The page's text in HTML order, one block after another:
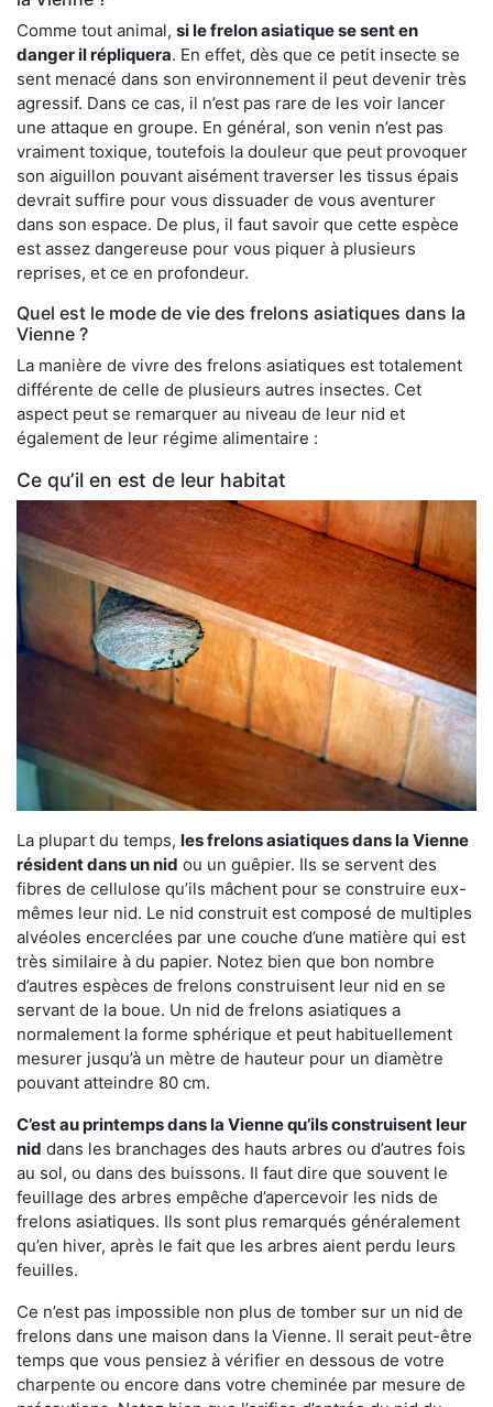
Comme tout animal, si le frelon asiatique se sent en
danger il répliquera. En effet, dès que ce petit insecte se
sent menacé dans son environnement il peut devenir très
agressif. Dans ce cas, il n’est pas rare de les voir lancer
une attaque en groupe. En général, son venin n’est pas
vraiment toxique, toutefois la douleur que peut provoquer
son aiguillon pouvant aisément traverser les tissus épais
devrait suffire pour vous dissuader de vous aventurer
dans son espace. De plus, il faut savoir que cette espèce
est assez dangereuse pour vous piquer à plusieurs
reprises, et ce en profondeur.
Quel est le mode de vie des frelons asiatiques dans la
Vienne ?
La manière de vivre des frelons asiatiques est totalement
différente de celle de plusieurs autres insectes. Cet
aspect peut se remarquer au niveau de leur nid et
également de leur régime alimentaire :
Ce qu’il en est de leur habitat
La plupart du temps, les frelons asiatiques dans la Vienne
résident dans un nid ou un guêpier. Ils se servent des
fibres de cellulose qu’ils mâchent pour se construire eux-
mêmes leur nid. Le nid construit est composé de multiples
alvéoles encerclées par une couche d’une matière qui est
très similaire à du papier. Notez bien que bon nombre
d’autres espèces de frelons construisent leur nid en se
servant de la boue. Un nid de frelons asiatiques a
normalement la forme sphérique et peut habituellement
mesurer jusqu’à un mètre de hauteur pour un diamètre
pouvant atteindre 80 cm.
C’est au printemps dans la Vienne qu’ils construisent leur
nid dans les branchages des hauts arbres ou d’autres fois
au sol, ou dans des buissons. Il faut dire que souvent le
feuillage des arbres empêche d’apercevoir les nids de
frelons asiatiques. Ils sont plus remarqués généralement
qu’en hiver, après le fait que les arbres aient perdu leurs
feuilles.
Ce n’est pas impossible non plus de tomber sur un nid de
frelons dans une maison dans la Vienne. Il serait peut-être
temps que vous pensiez à vérifier en dessous de votre
charpente ou encore dans votre cheminée par mesure de